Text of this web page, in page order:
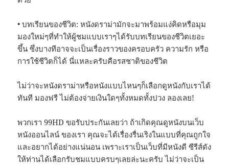
• บทเรียนของชีวิต: หนังดราม่ามักจะมาพร้อมแง่คิดหรือมุม
มองใหม่ๆที่ทำให้ผู้ชมแบบเราๆได้รับบทเรียนของชีวิตเยอะ
ขึ้น ซึ่งบางทีอาจจะเป็นเรื่องราวของครอบครัว ความรัก หรือ
การใช้ชีวิตก็ได้ นี่แหละครับคือรสชาติของชีวิต
ไม่ว่าจะหนังดราม่าหรือหนังแบบไหนๆก็เลือกดูหนังกับเราได้
ทันที มองฟรี ไม่ต้องจ่ายเงินใดๆทั้งหมดทั้งปวง ลองเลย!
พวกเรา 99HD ขอรับประกันเลยว่า ถ้าเกิดคุณดูหนังบนเว็บ
หนังออนไลน์ ของเรา คุณจะได้เรื่องรื่นเริงในแบบที่คุณถูกใจ
และอยากได้อย่างแน่นอน เพราะเราเป็นเว็บที่มีหนังดี ซีรีส์ดัง
ให้ท่านได้เลือกรับชมแบบครบๆเลยล่ะนะครับ ไม่ว่าจะเป็น